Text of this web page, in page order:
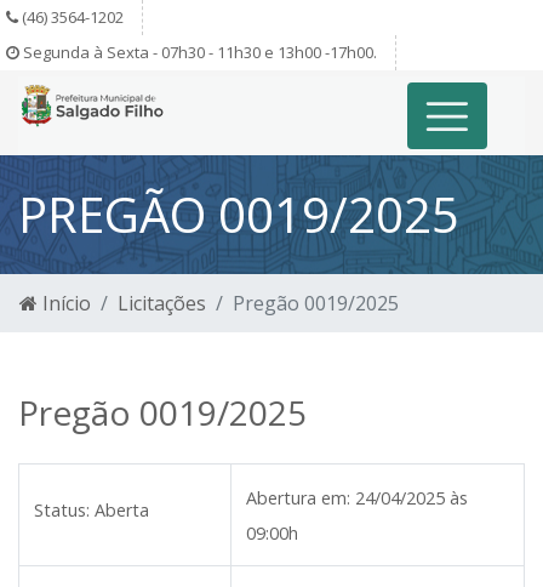
(46) 3564-1202
Segunda à Sexta - 07h30 - 11h30 e 13h00 -17h00.
PREGÃO 0019/2025
Início Licitações Pregão 0019/2025
Pregão 0019/2025
Status: Aberta
Abertura em: 24/04/2025 às
09:00h